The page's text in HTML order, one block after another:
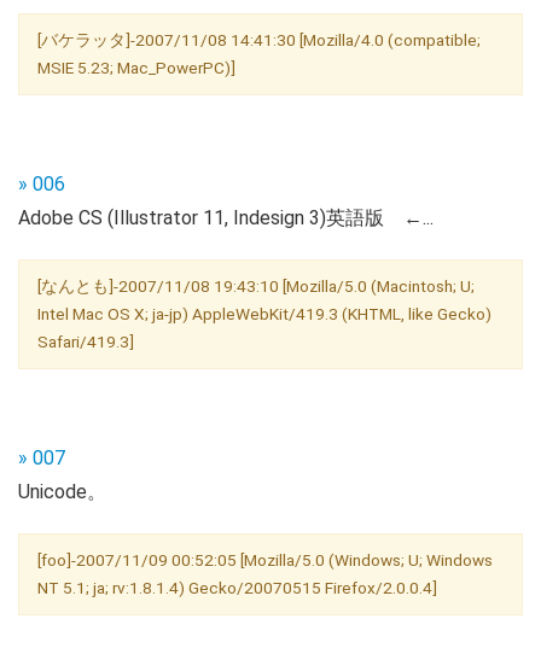
[バケラッタ]-2007/11/08 14:41:30 [Mozilla/4.0 (compatible;
MSIE 5.23; Mac_PowerPC)]
» 006
Adobe CS (Illustrator 11, Indesign 3)英語版 ←...
[なんとも]-2007/11/08 19:43:10 [Mozilla/5.0 (Macintosh; U;
Intel Mac OS X; ja-jp) AppleWebKit/419.3 (KHTML, like Gecko)
Safari/419.3]
» 007
Unicode。
[foo]-2007/11/09 00:52:05 [Mozilla/5.0 (Windows; U; Windows
NT 5.1; ja; rv:1.8.1.4) Gecko/20070515 Firefox/2.0.0.4]